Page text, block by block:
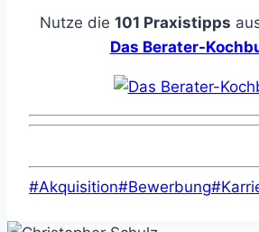
Nutze die 101 Praxistipps
Das Berater-
Schlagworte:
#Akquisition#Bewerbung#